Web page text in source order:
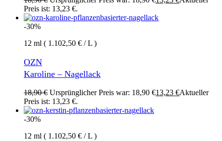
Preis ist: 13,23 €.
-30%
12 ml ( 1.102,50 € / L )
OZN
Karoline – Nagellack
18,90€ Ursprünglicher Preis war: 18,90 €13,23 €Aktueller
Preis ist: 13,23 €.
-30%
12 ml ( 1.102,50 € / L )